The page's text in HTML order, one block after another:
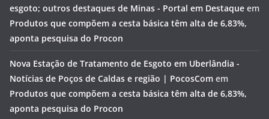
esgoto; outros destaques de Minas - Portal em Destaque em
Produtos que compõem a cesta básica têm alta de 6,83%,
aponta pesquisa do Procon
Nova Estação de Tratamento de Esgoto em Uberlândia -
Notícias de Poços de Caldas e região | PocosCom em
Produtos que compõem a cesta básica têm alta de 6,83%,
aponta pesquisa do Procon